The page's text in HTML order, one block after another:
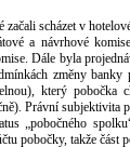
scházet v
a návrhové
Dále byla
změny
který pobočka
Právní subjektivita
„pobočného
pobočky, takže část